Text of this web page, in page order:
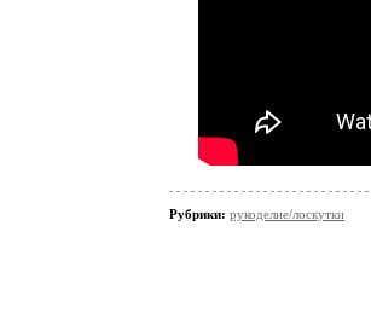
Рубрики: рукоделие/лоскутки